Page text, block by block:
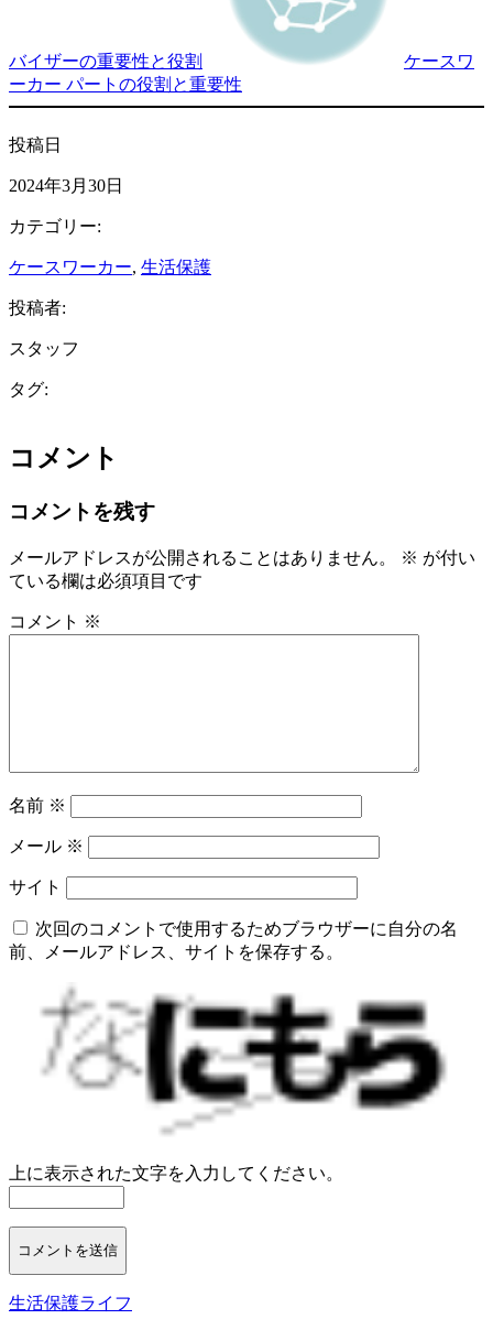
バイザーの重要性と役割
ケースワ
ーカー パートの役割と重要性
投稿日
2024年3月30日
カテゴリー:
ケースワーカー, 生活保護
投稿者:
スタッフ
タグ:
コメント
コメントを残す
メールアドレスが公開されることはありません。 ※ が付い
ている欄は必須項目です
コメント ※
名前 ※
メール ※
サイト
次回のコメントで使用するためブラウザーに自分の名
前、メールアドレス、サイトを保存する。
上に表示された文字を入力してください。
生活保護ライフ